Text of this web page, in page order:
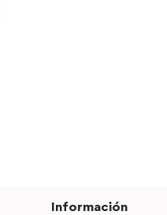
Información